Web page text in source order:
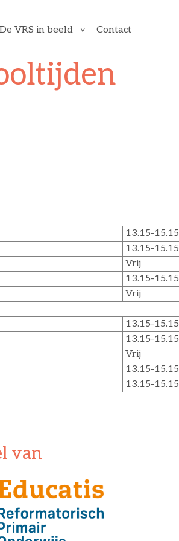
De VRS in beeld Contact
13.15-15.15
13.15-15.15
Vrij
13.15-15.15
Vrij
13.15-15.15
13.15-15.15
Vrij
13.15-15.15
13.15-15.15
van